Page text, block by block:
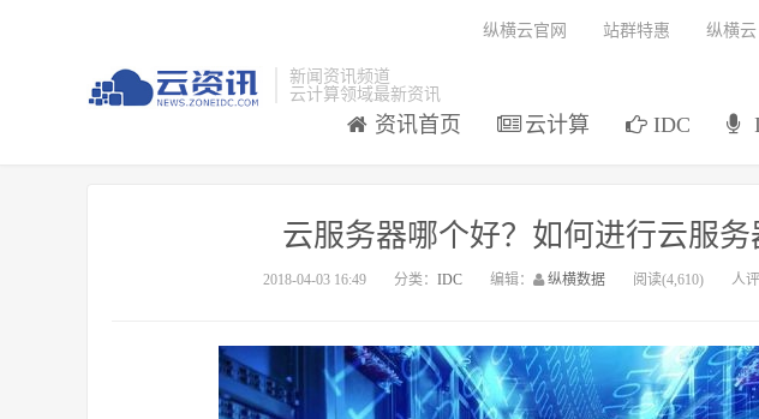
新闻资讯频道
云计算领域最新资讯
资讯首页 云计算 IDC
纵横云官网 站群特惠 纵横云
云服务器哪个好？如何进行云服务
2018-04-03 16:49 分类： IDC 编辑： 纵横数据 阅读(4,610) 人